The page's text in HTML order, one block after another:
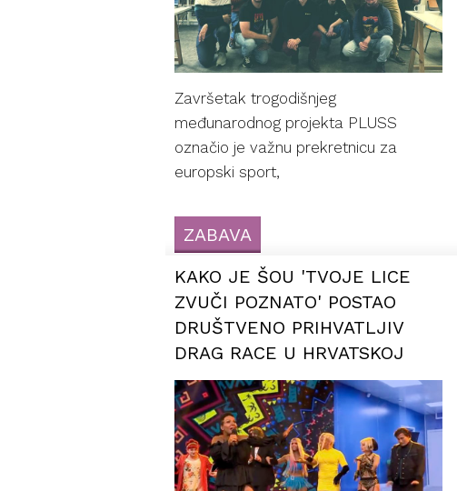
Završetak trogodišnjeg
međunarodnog projekta PLUSS
označio je važnu prekretnicu za
europski sport,
ZABAVA
KAKO JE ŠOU 'TVOJE LICE
ZVUČI POZNATO' POSTAO
DRUŠTVENO PRIHVATLJIV
DRAG RACE U HRVATSKOJ